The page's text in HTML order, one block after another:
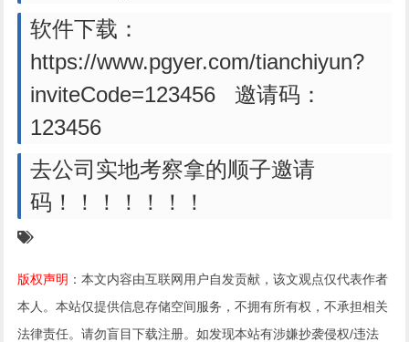
软件下载：
https://www.pgyer.com/tianchiyun?
inviteCode=123456 邀请码：
123456
去公司实地考察拿的顺子邀请
码！！！！！！！
版权声明 ：本文内容由互联网用户自发贡献，该文观点仅代表作者
本人。本站仅提供信息存储空间服务，不拥有所有权，不承担相关
法律责任。请勿盲目下载注册。如发现本站有涉嫌抄袭侵权/违法